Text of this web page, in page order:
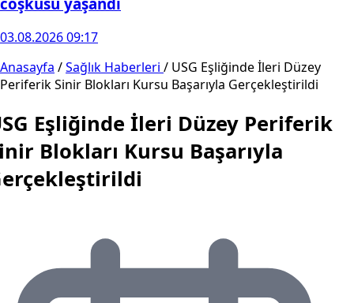
03.08.2026 09:17
Anasayfa /Sağlık Haberleri / USG Eşliğinde İleri Düzey
Periferik Sinir Blokları Kursu Başarıyla Gerçekleştirildi
Eşliğinde İleri Düzey Periferik
Blokları Kursu Başarıyla